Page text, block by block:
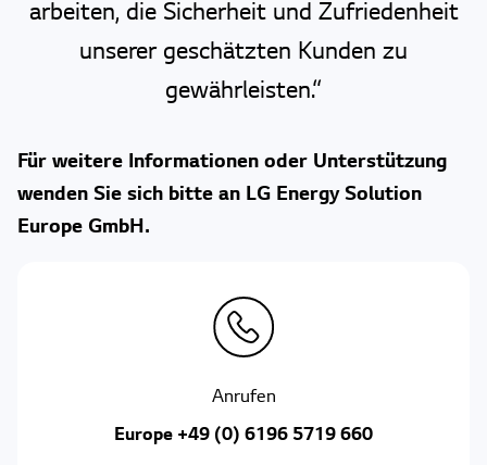
arbeiten, die Sicherheit und Zufriedenheit
unserer geschätzten Kunden zu
gewährleisten.“
Für weitere Informationen oder Unterstützung
wenden Sie sich bitte an LG Energy Solution
Europe GmbH.
Anrufen
Europe +49 (0) 6196 5719 660